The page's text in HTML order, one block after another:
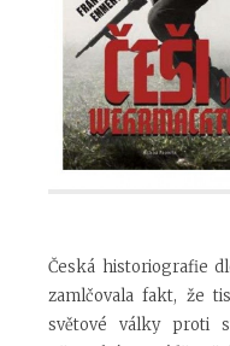
Česká historiografie
zamlčovala fakt, že
světové války proti